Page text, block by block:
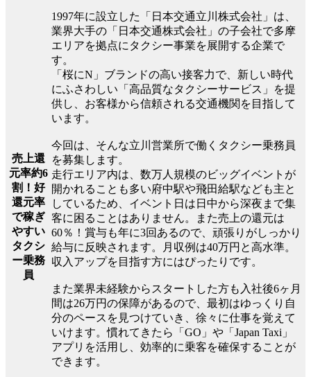
売上還
元率約6
割！好
還元率
で稼ぎ
やすい
タクシ
ー乗務
員
1997年に設立した「日本交通立川株式会社」は、
業界大手の「日本交通株式会社」の子会社で多摩
エリアを拠点にタクシー事業を展開する企業で
す。
「桜にN」ブランドの高い接客力で、新しい時代
にふさわしい「高品質なタクシーサービス」を提
供し、お客様から信頼される交通機関を目指して
います。
今回は、そんな立川営業所で働くタクシー乗務員
を募集します。
走行エリア内は、数万人規模のビッグイベントが
開かれることも多い府中駅や飛田給駅なども主と
しているため、イベント日は日中から深夜まで集
客に困ることはありません。また売上の還元は
60％！賞与も年に3回あるので、頑張りがしっかり
給与に反映されます。月収例は40万円と高水準。
収入アップを目指す方にはぴったりです。
また業界未経験からスタートした方も入社後6ヶ月
間は26万円の保障があるので、最初はゆっくり自
分のペースを見つけていき、徐々に仕事を覚えて
いけます。慣れてきたら「GO」や「Japan Taxi」
アプリを活用し、効率的に乗客を確保することが
できます。